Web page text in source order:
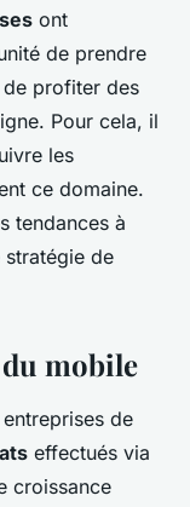
ont
de prendre
profiter des
Pour cela, il
les
ce domaine.
tendances à
de
mobile
de
effectués via
croissance